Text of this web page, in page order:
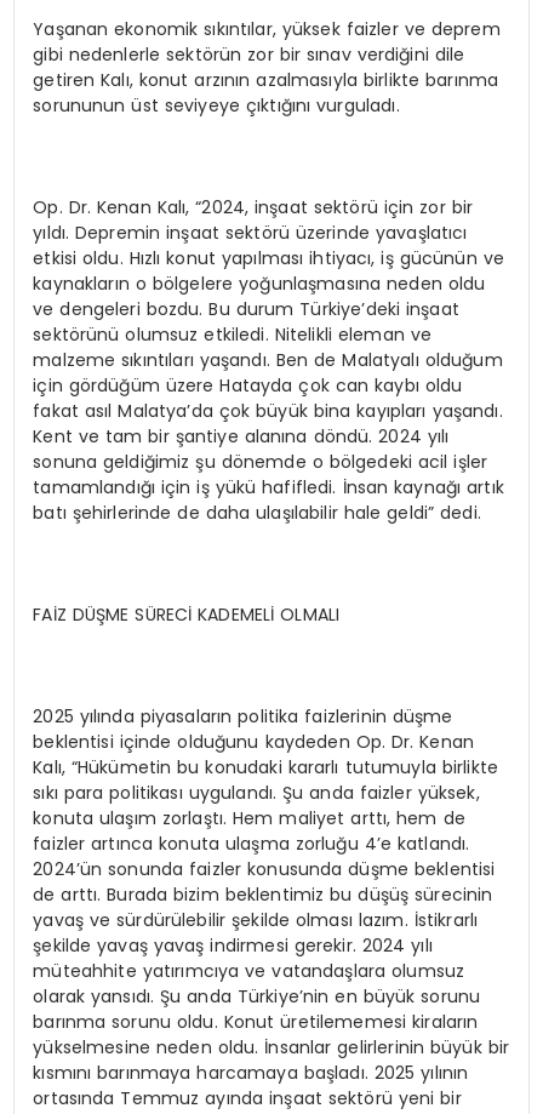
Yaşanan ekonomik sıkıntılar, yüksek faizler ve deprem
gibi nedenlerle sektörün zor bir sınav verdiğini dile
getiren Kalı, konut arzının azalmasıyla birlikte barınma
sorununun üst seviyeye çıktığını vurguladı.
Op. Dr. Kenan Kalı, “2024, inşaat sektörü için zor bir
yıldı. Depremin inşaat sektörü üzerinde yavaşlatıcı
etkisi oldu. Hızlı konut yapılması ihtiyacı, iş gücünün ve
kaynakların o bölgelere yoğunlaşmasına neden oldu
ve dengeleri bozdu. Bu durum Türkiye’deki inşaat
sektörünü olumsuz etkiledi. Nitelikli eleman ve
malzeme sıkıntıları yaşandı. Ben de Malatyalı olduğum
için gördüğüm üzere Hatayda çok can kaybı oldu
fakat asıl Malatya’da çok büyük bina kayıpları yaşandı.
Kent ve tam bir şantiye alanına döndü. 2024 yılı
sonuna geldiğimiz şu dönemde o bölgedeki acil işler
tamamlandığı için iş yükü hafifledi. İnsan kaynağı artık
batı şehirlerinde de daha ulaşılabilir hale geldi” dedi.
FAİZ DÜŞME SÜRECİ KADEMELİ OLMALI
2025 yılında piyasaların politika faizlerinin düşme
beklentisi içinde olduğunu kaydeden Op. Dr. Kenan
Kalı, “Hükümetin bu konudaki kararlı tutumuyla birlikte
sıkı para politikası uygulandı. Şu anda faizler yüksek,
konuta ulaşım zorlaştı. Hem maliyet arttı, hem de
faizler artınca konuta ulaşma zorluğu 4’e katlandı.
2024’ün sonunda faizler konusunda düşme beklentisi
de arttı. Burada bizim beklentimiz bu düşüş sürecinin
yavaş ve sürdürülebilir şekilde olması lazım. İstikrarlı
şekilde yavaş yavaş indirmesi gerekir. 2024 yılı
müteahhite yatırımcıya ve vatandaşlara olumsuz
olarak yansıdı. Şu anda Türkiye’nin en büyük sorunu
barınma sorunu oldu. Konut üretilememesi kiraların
yükselmesine neden oldu. İnsanlar gelirlerinin büyük bir
kısmını barınmaya harcamaya başladı. 2025 yılının
ortasında Temmuz ayında inşaat sektörü yeni bir